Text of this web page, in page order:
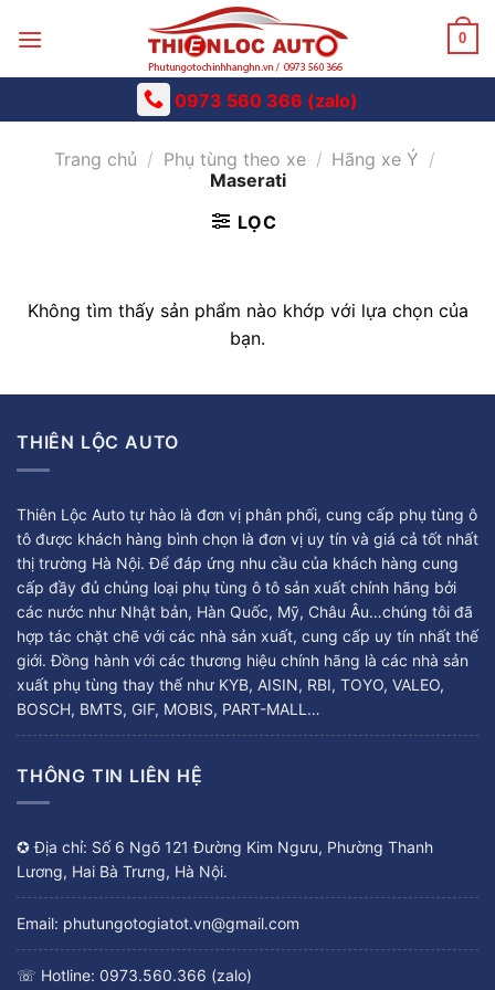
0
0973 560 366 (zalo)
Trang chủ / Phụ tùng theo xe / Hãng xe Ý /
Maserati
LỌC
Không tìm thấy sản phẩm nào khớp với lựa chọn của
bạn.
THIÊN LỘC AUTO
Thiên Lộc Auto tự hào là đơn vị phân phối, cung cấp phụ tùng ô
tô được khách hàng bình chọn là đơn vị uy tín và giá cả tốt nhất
thị trường Hà Nội. Để đáp ứng nhu cầu của khách hàng cung
cấp đầy đủ chủng loại phụ tùng ô tô sản xuất chính hãng bởi
các nước như Nhật bản, Hàn Quốc, Mỹ, Châu Âu…chúng tôi đã
hợp tác chặt chẽ với các nhà sản xuất, cung cấp uy tín nhất thế
giới. Đồng hành với các thương hiệu chính hãng là các nhà sản
xuất phụ tùng thay thế như KYB, AISIN, RBI, TOYO, VALEO,
BOSCH, BMTS, GIF, MOBIS, PART-MALL…
THÔNG TIN LIÊN HỆ
✪ Địa chỉ: Số 6 Ngõ 121 Đường Kim Ngưu, Phường Thanh
Lương, Hai Bà Trưng, Hà Nội.
Email: phutungotogiatot.vn@gmail.com
☏ Hotline: 0973.560.366 (zalo)